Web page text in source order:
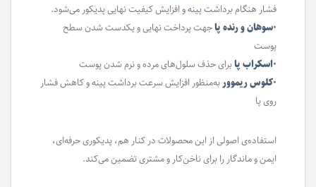
فشار هنگام برداشت پینه و افزایش کیفیت نهایی پدیکور می‌شود.
•سوهان و رنده پاجهت پرداخت نهایی و یکدست شدن سطح
پوست
•اسکراب پابرای حذف سلول‌های مرده و نرم شدن پوست
•کلوس ریمووربه‌منظور افزایش سرعت برداشت پینه و کاهش فشار
روی پا
استفاده‌ی اصولی از این محصولات در کنار هم، پدیکوری حرفه‌ای،
ایمن و ماندگار را برای ناخن‌کار و مشتری تضمین می‌کند.